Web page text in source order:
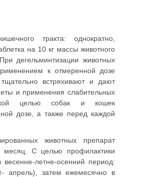
тракта: однократно,
на 10 кг массы животного
дегельминтизации животных
к отмеренной дозе
встряхивают и дают
и применения слабительных
целью собак и кошек
дозе, а также перед каждой
животных препарат
месяц. С целью профилактики
летне-осенний период:
апрель), затем ежемесячно в